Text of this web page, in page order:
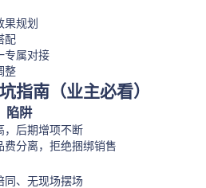
规划
配
专属对接
整
指南（业主必看）
陷阱
，后期增项不断
分离，拒绝捆绑销售
同、无现场摆场